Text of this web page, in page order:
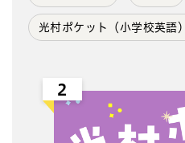
光村ポケット（小学校英語）
2